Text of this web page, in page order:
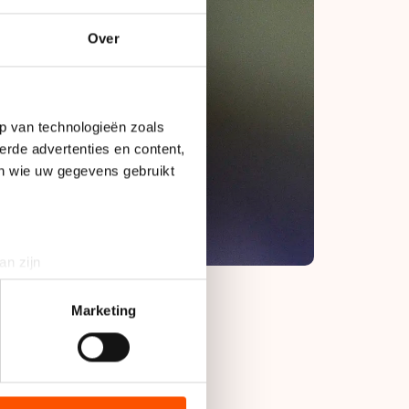
Over
van technologieën zoals
advertenties en content,
wie uw gegevens gebruikt
zijn
detailgedeeltein. U kunt uw
advertenties en
Marketing
Jan Kooiman. De
over de streep